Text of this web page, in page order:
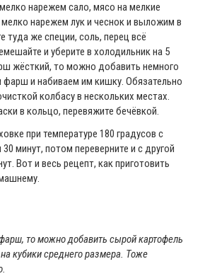
нарежем сало, мясо на мелкие
мелко нарежем лук и чеснок и выложим в
туда же специи, соль, перец всё
и уберите в холодильник на 5
жёсткий, то можно добавить немного
и набиваем им кишку. Обязательно
колбасу в нескольких местах.
в кольцо, перевяжите бечёвкой.
при температуре 180 градусов с
минут, потом переверните и с другой
Вот и весь рецепт, как приготовить
то можно добавить сырой картофель
кубики среднего размера. Тоже